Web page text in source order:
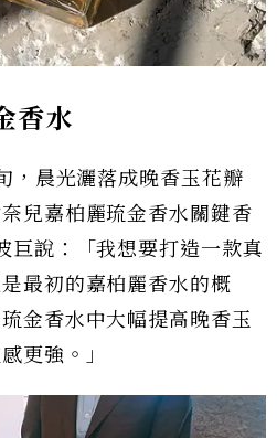
香水
，晨光灑落成晚香玉花瓣
兒嘉柏麗琉金香水關鍵香
巨說：「我想要打造一款真
最初的嘉柏麗香水的概
金香水中大幅提高晚香玉
更強。」